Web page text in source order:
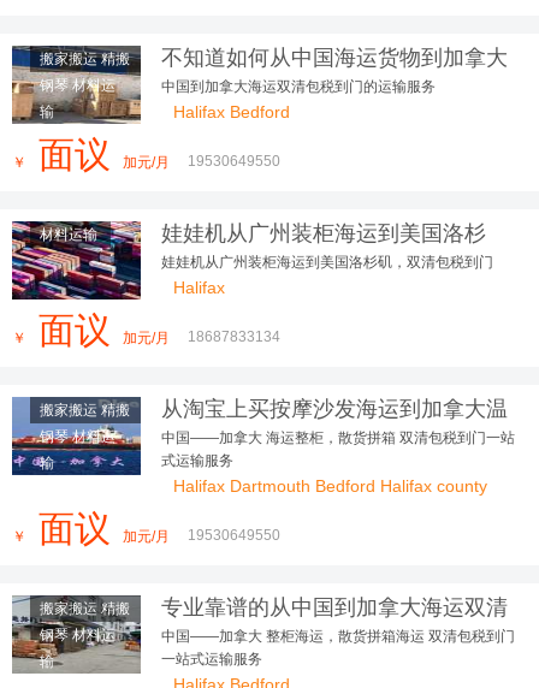
搬家搬运 精搬
钢琴 材料运
输
不知道如何从中国海运货物到加拿大
朋友们看过来
中国到加拿大海运双清包税到门的运输服务
Halifax Bedford
￥ 面议 加元/月 19530649550
材料运输
娃娃机从广州装柜海运到美国洛杉
矶，双清包税到门
娃娃机从广州装柜海运到美国洛杉矶，双清包税到门
Halifax
￥ 面议 加元/月 18687833134
搬家搬运 精搬
钢琴 材料运
输
从淘宝上买按摩沙发海运到加拿大温
哥华好用到朋友追着问
中国——加拿大 海运整柜，散货拼箱 双清包税到门一站
式运输服务
Halifax Dartmouth Bedford Halifax county
￥ 面议 加元/月 19530649550
搬家搬运 精搬
钢琴 材料运
输
专业靠谱的从中国到加拿大海运双清
包税到门的运输服务
中国——加拿大 整柜海运，散货拼箱海运 双清包税到门
一站式运输服务
Halifax Bedford